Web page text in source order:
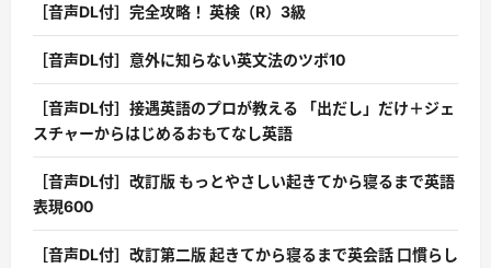
［音声DL付］完全攻略！ 英検（R）3級
［音声DL付］意外に知らない英文法のツボ10
［音声DL付］接遇英語のプロが教える 「出だし」だけ＋ジェ
スチャーからはじめるおもてなし英語
［音声DL付］改訂版 もっとやさしい起きてから寝るまで英語
表現600
［音声DL付］改訂第二版 起きてから寝るまで英会話 口慣らし